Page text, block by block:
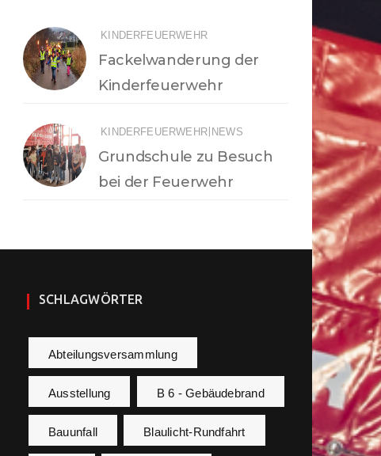
KINDERFEUERWEHR
Fackelwanderung der
Kinderfeuerwehr
KINDERFEUERWEHR| NEWS
Grundschule zu Besuch
bei der Feuerwehr
SCHLAGWÖRTER
Abteilungsversammlung
Ausstellung B 6 - Gebäudebrand
Bauunfall Blaulicht-Rundfahrt